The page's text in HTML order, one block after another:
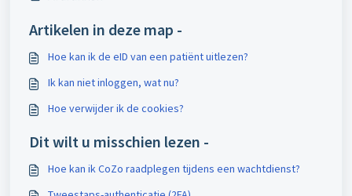
Artikelen in deze map -
Hoe kan ik de eID van een patiënt uitlezen?
Ik kan niet inloggen, wat nu?
Hoe verwijder ik de cookies?
Dit wilt u misschien lezen -
Hoe kan ik CoZo raadplegen tijdens een wachtdienst?